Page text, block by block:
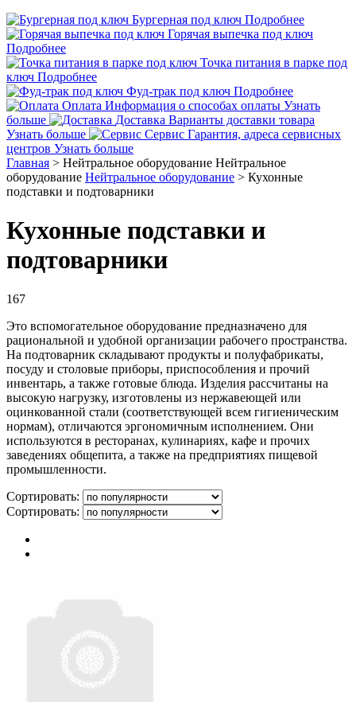
Бургерная под ключ Подробнее
Горячая выпечка под ключ
Подробнее
Точка питания в парке под
ключ Подробнее
Фуд-трак под ключ Подробнее
Оплата Информация о способах оплаты Узнать
больше
Доставка Варианты доставки товара
Узнать больше
Сервис Гарантия, адреса сервисных
центров Узнать больше
Главная > Нейтральное оборудование Нейтральное
оборудование Нейтральное оборудование > Кухонные
подставки и подтоварники
Кухонные подставки и
подтоварники
167
Это вспомогательное оборудование предназначено для
рациональной и удобной организации рабочего пространства.
На подтоварник складывают продукты и полуфабрикаты,
посуду и столовые приборы, приспособления и прочий
инвентарь, а также готовые блюда. Изделия рассчитаны на
высокую нагрузку, изготовлены из нержавеющей или
оцинкованной стали (соответствующей всем гигиеническим
нормам), отличаются эргономичным исполнением. Они
используются в ресторанах, кулинариях, кафе и прочих
заведениях общепита, а также на предприятиях пищевой
промышленности.
Сортировать:
Сортировать: